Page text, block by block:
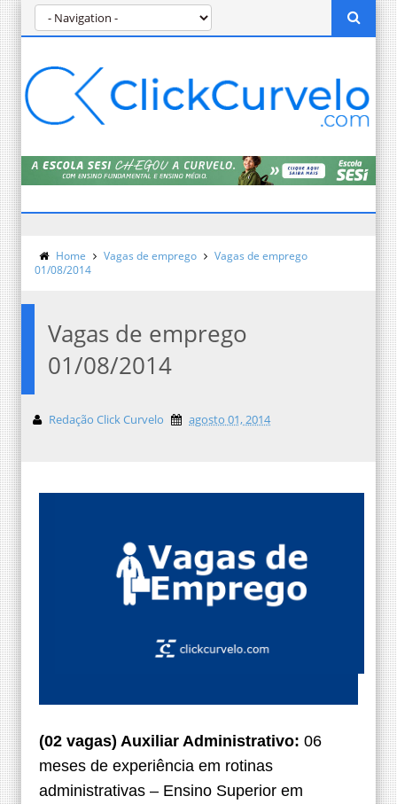
Home Vagas de emprego
Vagas de emprego
01/08/2014
Vagas de emprego
01/08/2014
Redação Click Curvelo agosto 01, 2014
(02 vagas) Auxiliar Administrativo: 06
meses de experiência em rotinas
administrativas – Ensino Superior em